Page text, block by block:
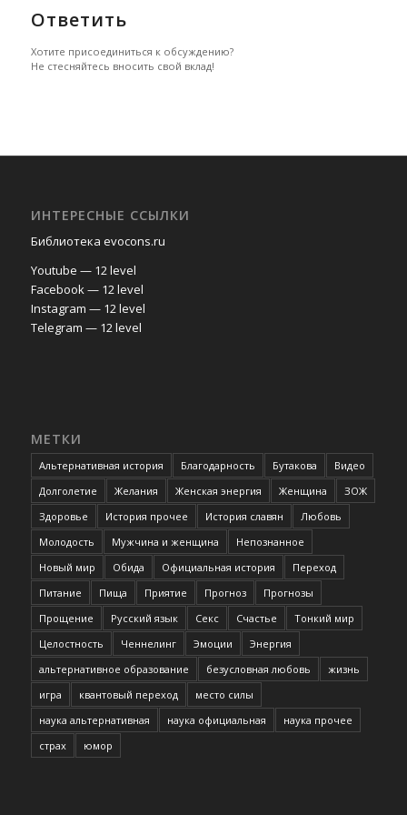
Ответить
Хотите присоединиться к обсуждению?
Не стесняйтесь вносить свой вклад!
ИНТЕРЕСНЫЕ ССЫЛКИ
Библиотека evocons.ru
Youtube — 12 level
Facebook — 12 level
Instagram — 12 level
Telegram — 12 level
МЕТКИ
Альтернативная история Благодарность Бутакова
Видео
Долголетие
Желания Женская энергия Женщина
ЗОЖ
Здоровье
История прочее История славян
Любовь
Молодость
Мужчина и женщина
Непознанное
Новый мир
Обида Официальная история
Переход
Питание
Пища Приятие Прогноз
Прогнозы
Прощение
Русский язык Секс Счастье
Тонкий мир
Целостность
Ченнелинг Эмоции
Энергия
альтернативное образование
безусловная любовь
жизнь
игра
квантовый переход
место силы
наука альтернативная
наука официальная
наука прочее
страх
юмор